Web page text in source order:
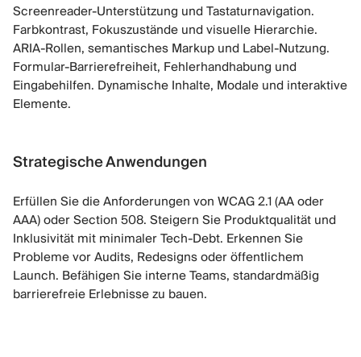
Screenreader-Unterstützung und Tastaturnavigation.
Farbkontrast, Fokuszustände und visuelle Hierarchie.
ARIA-Rollen, semantisches Markup und Label-Nutzung.
Formular-Barrierefreiheit, Fehlerhandhabung und
Eingabehilfen. Dynamische Inhalte, Modale und interaktive
Elemente.
Strategische Anwendungen
Erfüllen Sie die Anforderungen von WCAG 2.1 (AA oder
AAA) oder Section 508. Steigern Sie Produktqualität und
Inklusivität mit minimaler Tech-Debt. Erkennen Sie
Probleme vor Audits, Redesigns oder öffentlichem
Launch. Befähigen Sie interne Teams, standardmäßig
barrierefreie Erlebnisse zu bauen.